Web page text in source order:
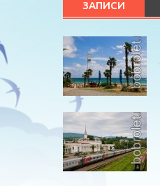
ЗАПИСИ